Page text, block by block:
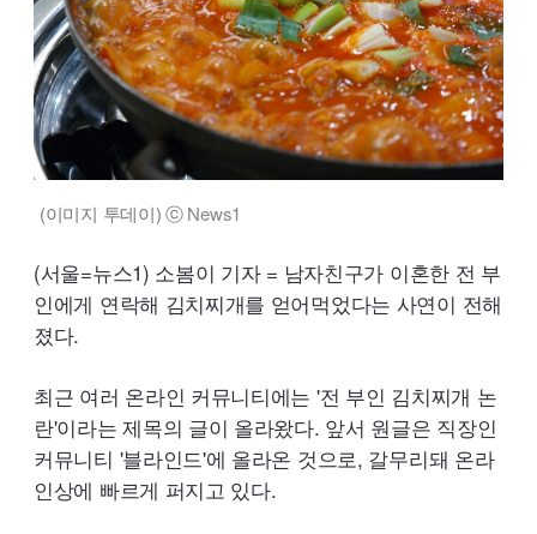
(이미지 투데이) ⓒNews1
(서울=뉴스1) 소봄이 기자 = 남자친구가 이혼한 전 부
인에게 연락해 김치찌개를 얻어먹었다는 사연이 전해
졌다.
최근 여러 온라인 커뮤니티에는 '전 부인 김치찌개 논
란'이라는 제목의 글이 올라왔다. 앞서 원글은 직장인
커뮤니티 '블라인드'에 올라온 것으로, 갈무리돼 온라
인상에 빠르게 퍼지고 있다.